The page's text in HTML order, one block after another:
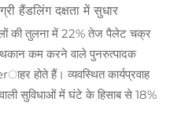
हैंडलिंग दक्षता में सुधार
की तुलना में 22% तेज पैलेट चक्र
कम करने वाले पुनरुत्पादक
होते हैं। व्यवस्थित कार्यप्रवाह
सुविधाओं में घंटे के हिसाब से 18%